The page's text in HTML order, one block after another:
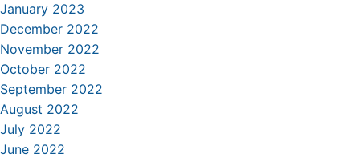
January 2023
December 2022
November 2022
October 2022
September 2022
August 2022
July 2022
June 2022